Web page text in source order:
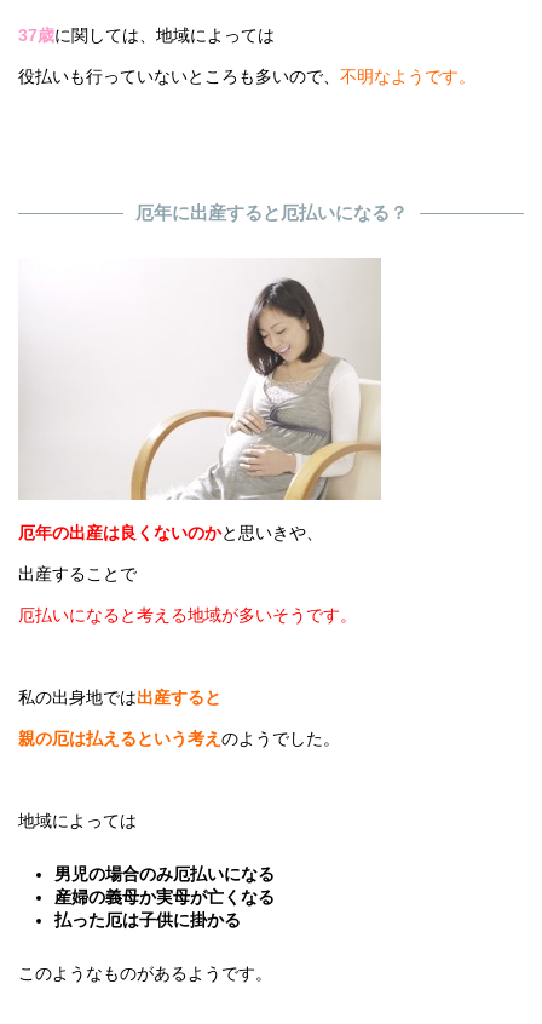
37歳に関しては、地域によっては
役払いも行っていないところも多いので、 不明なようです。
厄年に出産すると厄払いになる？
厄年の出産は良くないのかと思いきや、
出産することで
厄払いになると考える地域が多いそうです。
私の出身地では出産すると
親の厄は払えるという考え のようでした。
地域によっては
男児の場合のみ厄払いになる
産婦の義母か実母が亡くなる
払った厄は子供に掛かる
このようなものがあるようです。